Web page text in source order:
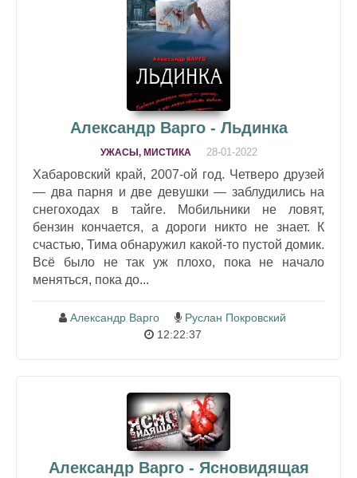
Александр Варго - Льдинка
УЖАСЫ, МИСТИКА 28-01-2022
Хабаровский край, 2007-ой год. Четверо друзей
— два парня и две девушки — заблудились на
снегоходах в тайге. Мобильники не ловят,
бензин кончается, а дороги никто не знает. К
счастью, Тима обнаружил какой-то пустой домик.
Всё было не так уж плохо, пока не начало
меняться, пока до...
Александр Варго
Руслан Покровский
12:22:37
Александр Варго - Ясновидящая